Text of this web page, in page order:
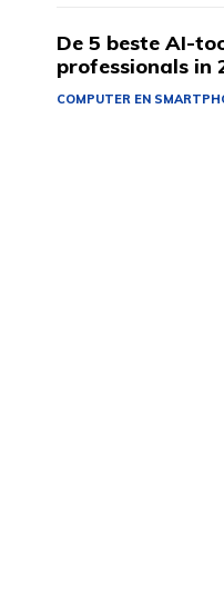
De 5 beste AI-
professionals in
COMPUTER EN